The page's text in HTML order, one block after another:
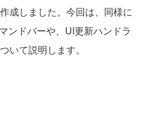
成しました。今回は、同様に
ンドバーや、UI更新ハンドラ
いて説明します。